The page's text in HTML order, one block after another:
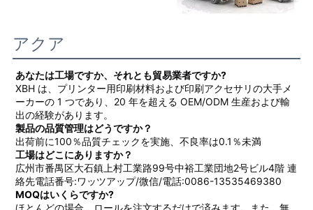
アクア
あなたは工場ですか、それとも貿易業者ですか?
XBH は、プリンター用印刷材料および印刷アクセサリの大手メ
ーカーの 1 つであり、20 年を超える OEM/ODM 生産および輸
出の経験があります。
製品の品質管理はどうですか？
出荷前に100％品質チェックを実施、不良率は0.1％未満
工場はどこにありますか？
広州市番禺区大石鎮上村工業路99号中裕工業団地2号ビル4階 連
絡先電話番号:ワッツアップ/微信/電話:0086-13535469380
MOQはいくらですか?